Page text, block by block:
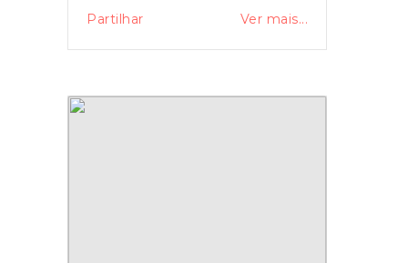
Partilhar Ver mais...